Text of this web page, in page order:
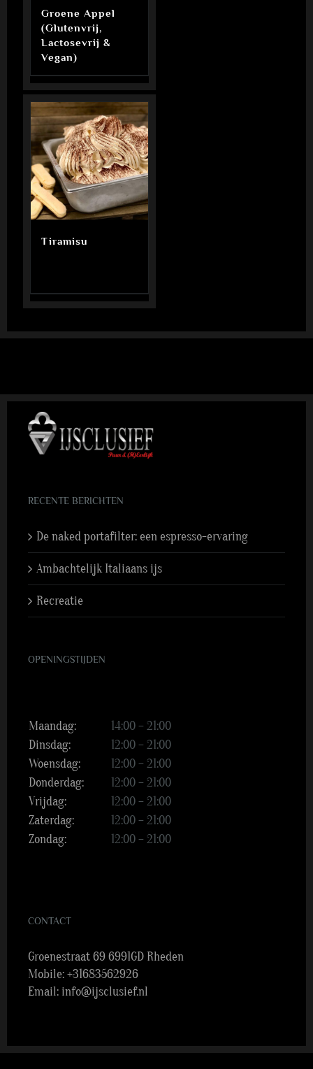
Groene Appel
(Glutenvrij,
Lactosevrij &
Vegan)
Tiramisu
RECENTE BERICHTEN
De naked portafilter: een espresso-ervaring
Ambachtelijk Italiaans ijs
Recreatie
OPENINGSTIJDEN
Maandag:
14:00 – 21:00
Dinsdag:
12:00 – 21:00
Woensdag:
12:00 – 21:00
Donderdag:
12:00 – 21:00
Vrijdag:
12:00 – 21:00
Zaterdag:
12:00 – 21:00
Zondag:
12:00 – 21:00
CONTACT
Groenestraat 69 6991GD Rheden
Mobile:+31683562926
Email: info@ijsclusief.nl